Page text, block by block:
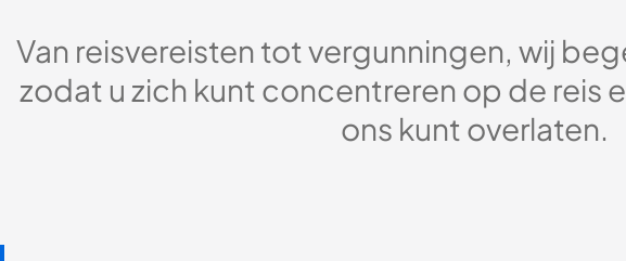
Van reisvereisten tot vergunningen, wij
zodat u zich kunt concentreren op de reis
ons kunt overlaten.